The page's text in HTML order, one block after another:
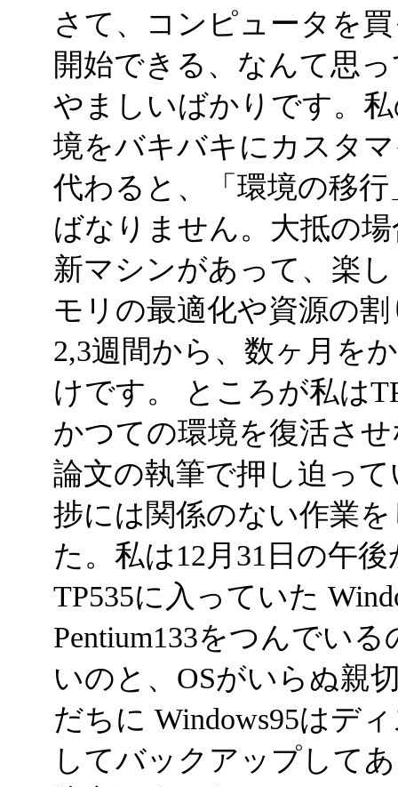
さて、コンピュータを
開始できる、なんて思
やましいばかりです。
境をバキバキにカスタ
代わると、「環境の移
ばなりません。大抵の
新マシンがあって、楽
モリの最適化や資源の
2,3週間から、数ヶ月を
けです。 ところが私は
かつての環境を復活さ
論文の執筆で押し迫っ
捗には関係のない作業
た。私は12月31日の午
TP535に入っていた
Pentium133をつんでい
いのと、OSがいらぬ親
だちに Windows95はデ
してバックアップして